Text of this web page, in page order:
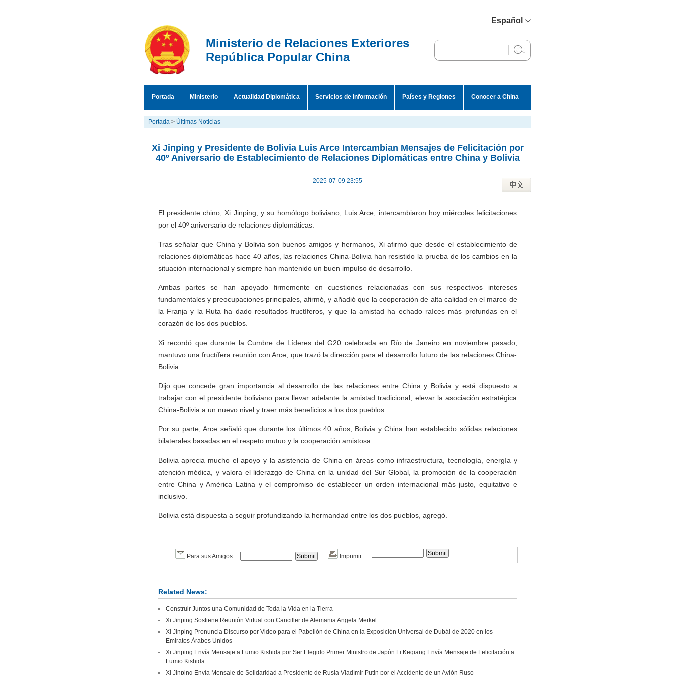
Español
English
Ministerio de Relaciones Exteriores
República Popular China
Portada Ministerio Actualidad Diplomática Servicios de información Países y Regiones Conocer a China
Portada > Últimas Noticias
Xi Jinping y Presidente de Bolivia Luis Arce Intercambian Mensajes de Felicitación por
40º Aniversario de Establecimiento de Relaciones Diplomáticas entre China y Bolivia
2025-07-09 23:55
El presidente chino, Xi Jinping, y su homólogo boliviano, Luis Arce, intercambiaron hoy miércoles felicitaciones
por el 40º aniversario de relaciones diplomáticas.
Tras señalar que China y Bolivia son buenos amigos y hermanos, Xi afirmó que desde el establecimiento de
relaciones diplomáticas hace 40 años, las relaciones China-Bolivia han resistido la prueba de los cambios en la
situación internacional y siempre han mantenido un buen impulso de desarrollo.
Ambas partes se han apoyado firmemente en cuestiones relacionadas con sus respectivos intereses
fundamentales y preocupaciones principales, afirmó, y añadió que la cooperación de alta calidad en el marco de
la Franja y la Ruta ha dado resultados fructíferos, y que la amistad ha echado raíces más profundas en el
corazón de los dos pueblos.
Xi recordó que durante la Cumbre de Líderes del G20 celebrada en Río de Janeiro en noviembre pasado,
mantuvo una fructífera reunión con Arce, que trazó la dirección para el desarrollo futuro de las relaciones China-
Bolivia.
Dijo que concede gran importancia al desarrollo de las relaciones entre China y Bolivia y está dispuesto a
trabajar con el presidente boliviano para llevar adelante la amistad tradicional, elevar la asociación estratégica
China-Bolivia a un nuevo nivel y traer más beneficios a los dos pueblos.
Por su parte, Arce señaló que durante los últimos 40 años, Bolivia y China han establecido sólidas relaciones
bilaterales basadas en el respeto mutuo y la cooperación amistosa.
Bolivia aprecia mucho el apoyo y la asistencia de China en áreas como infraestructura, tecnología, energía y
atención médica, y valora el liderazgo de China en la unidad del Sur Global, la promoción de la cooperación
entre China y América Latina y el compromiso de establecer un orden internacional más justo, equitativo e
inclusivo.
Bolivia está dispuesta a seguir profundizando la hermandad entre los dos pueblos, agregó.
Para sus Amigos Imprimir
Related News:
Construir Juntos una Comunidad de Toda la Vida en la Tierra
Xi Jinping Sostiene Reunión Virtual con Canciller de Alemania Angela Merkel
Xi Jinping Pronuncia Discurso por Video para el Pabellón de China en la Exposición Universal de Dubái de 2020 en los
Emiratos Árabes Unidos
Xi Jinping Envía Mensaje a Fumio Kishida por Ser Elegido Primer Ministro de Japón Li Keqiang Envía Mensaje de Felicitación a
Fumio Kishida
Xi Jinping Envía Mensaje de Solidaridad a Presidente de Rusia Vladímir Putin por el Accidente de un Avión Ruso